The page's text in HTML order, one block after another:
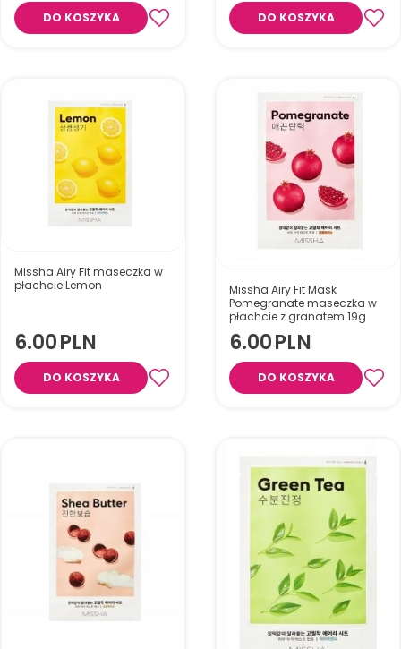
DO KOSZYKA
zapewnia efekt zdrowej,
promiennej skóry. Zawiera
składniki nawilżające i
wygładzające.
DO KOSZYKA
rozjaśnia skórę dzięki
ekstraktowi z cytryny. Idealna
Missha Airy Fit maseczka w
płachcie Lemon
6.00PLN
DO KOSZYKA
Missha Airy Fit Mask
Pomegranate maseczka w
płachcie z granatem 19g
6.00PLN
DO KOSZYKA